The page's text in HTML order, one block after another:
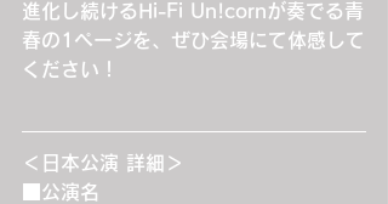
進化し続けるHi-Fi Un!cornが奏でる青
春の1ページを、ぜひ会場にて体感して
ください！
＜日本公演 詳細＞
■公演名